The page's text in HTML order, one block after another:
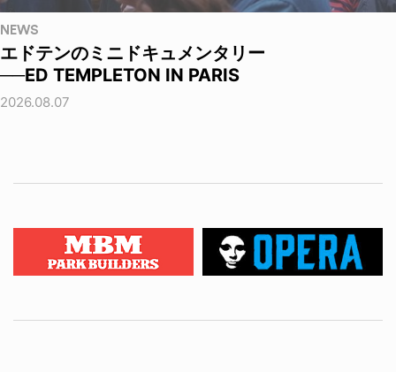
NEWS
エドテンのミニドキュメンタリー
──ED TEMPLETON IN PARIS
2026.08.07